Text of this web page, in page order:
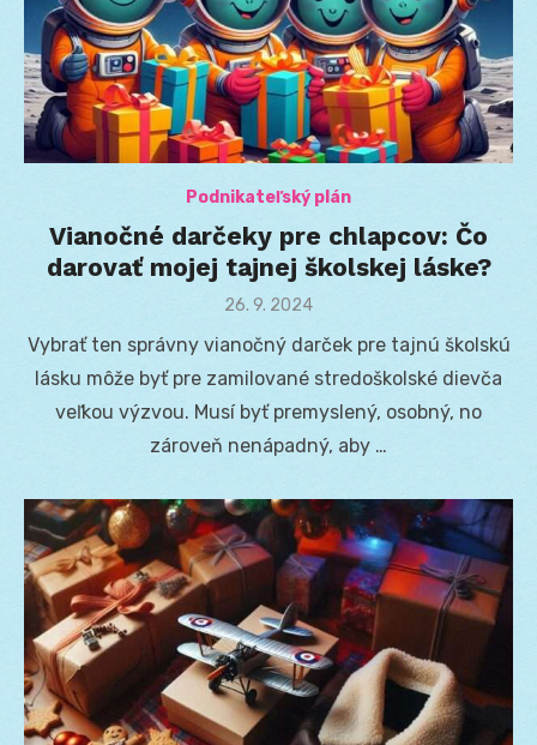
Podnikateľský plán
Vianočné darčeky pre chlapcov: Čo
darovať mojej tajnej školskej láske?
Posted
26. 9. 2024
Vybrať ten správny vianočný darček pre tajnú školskú
lásku môže byť pre zamilované stredoškolské dievča
veľkou výzvou. Musí byť premyslený, osobný, no
zároveň nenápadný, aby …